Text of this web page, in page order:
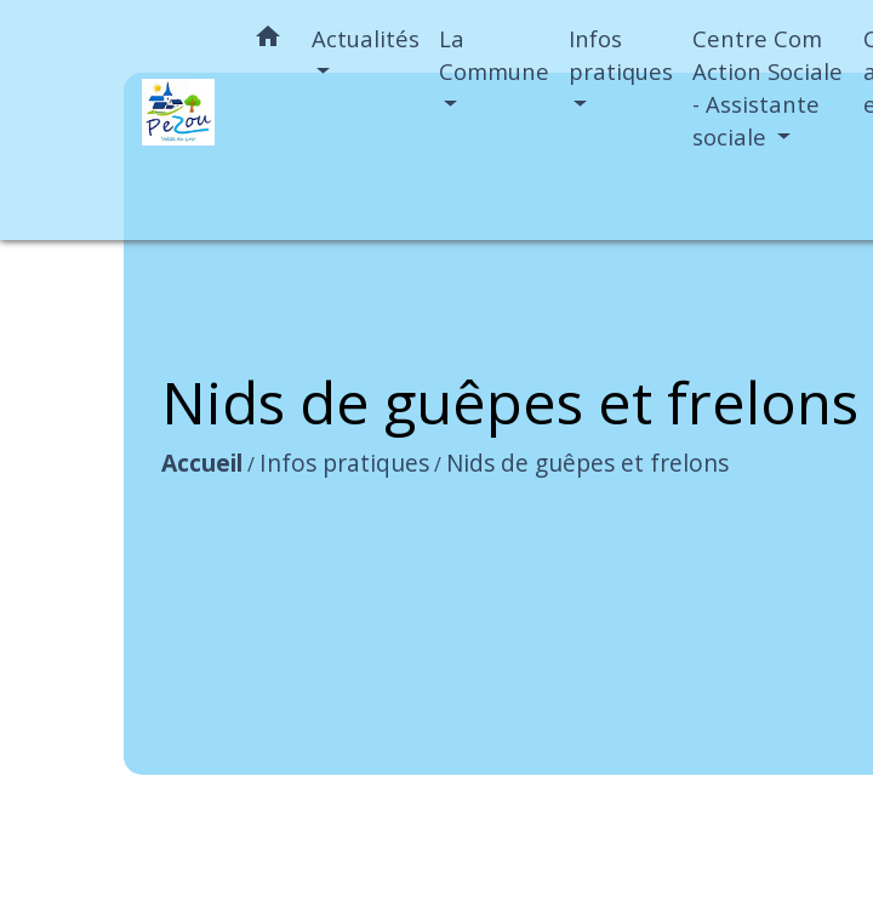
home Actualités
La
Commune
Infos
pratiques
Centre Com
Action Sociale
- Assistante
sociale
Nids de guêpes et frelons
Accueil / Infos pratiques/ Nids de guêpes et frelons